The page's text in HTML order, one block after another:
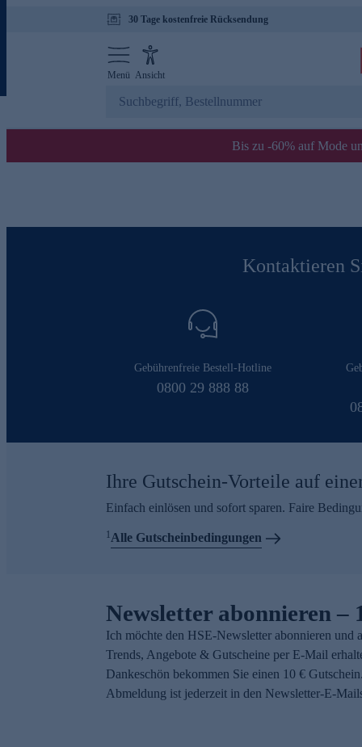
30 Tage kostenfreie Rücksendung
Menü Ansicht
Bis zu -60% auf Mode
Kontaktieren
Gebührenfreie Bestell-Hotline
0800 29 888 88
Ihre Gutschein-Vorteile auf
Einfach einlösen und sofort sparen. Faire
1Alle Gutscheinbedingungen
Newsletter abonnieren –
Ich möchte den HSE-Newsletter abonnieren und
Trends, Angebote & Gutscheine per E-Mail
Dankeschön bekommen Sie einen 10 €
Abmeldung ist jederzeit in den Newsletter-E-